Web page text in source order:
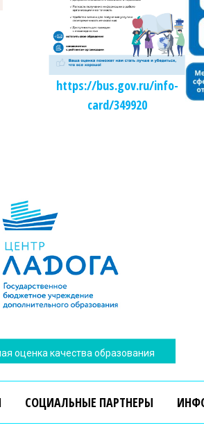
https://bus.gov.ru/info-
card/349920
оценка качества образования
СОЦИАЛЬНЫЕ ПАРТНЕРЫ